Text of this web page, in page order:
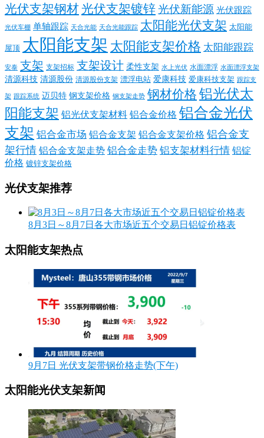
光伏支架钢材光伏支架镀锌光伏新能源 光伏跟踪
光伏车棚 单轴跟踪 天合光能 天合光能跟踪 太阳能光伏支架 太阳能
屋顶 太阳能支架 太阳能支架价格 太阳能跟踪
安泰 支架 支架招标 支架设计 柔性支架 水上光伏 水面漂浮 水面漂浮支架
清源科技 清源股份 清源股份支架 漂浮电站 爱康科技 爱康科技支架 跟踪支
架 跟踪系统 迈贝特 钢支架价格 钢支架走势 钢材价格 铝光伏太
阳能支架 铝光伏支架材料 铝合金价格 铝合金光伏
支架 铝合金市场 铝合金支架 铝合金支架价格 铝合金支
架行情 铝合金支架走势 铝合金走势 铝支架材料行情 铝锭
价格 镀锌支架价格
光伏支架推荐
8月3日～8月7日各大市场近五个交易日铝锭价格表
太阳能支架热点
9月7日 光伏支架带钢价格走势(下午)
太阳能光伏支架新闻